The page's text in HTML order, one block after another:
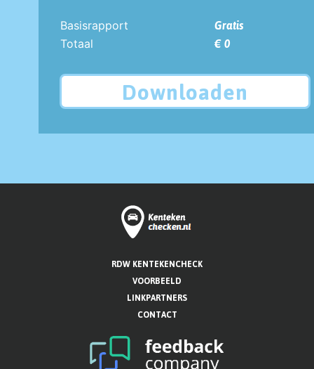
Basisrapport
Gratis
Totaal
€ 0
Downloaden
RDW KENTEKENCHECK
VOORBEELD
LINKPARTNERS
CONTACT